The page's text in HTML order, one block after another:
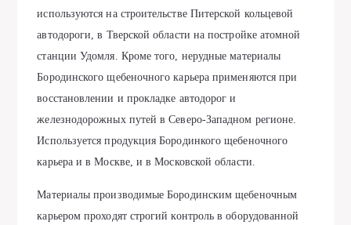
используются на строительстве Питерской кольцевой
автодороги, в Тверской области на постройке атомной
станции Удомля. Кроме того, нерудные материалы
Бородинского щебеночного карьера применяются при
восстановлении и прокладке автодорог и
железнодорожных путей в Северо-Западном регионе.
Используется продукция Бородинкого щебеночного
карьера и в Москве, и в Московской области.
Материалы производимые Бородинским щебеночным
карьером проходят строгий контроль в оборудованной